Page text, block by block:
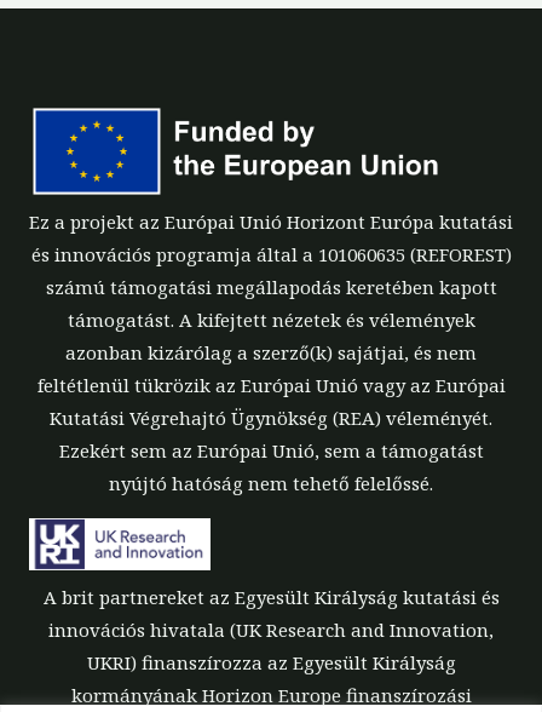
Ez a projekt az Európai Unió Horizont Európa kutatási
és innovációs programja által a 101060635 (REFOREST)
számú támogatási megállapodás keretében kapott
támogatást. A kifejtett nézetek és vélemények
azonban kizárólag a szerző(k) sajátjai, és nem
feltétlenül tükrözik az Európai Unió vagy az Európai
Kutatási Végrehajtó Ügynökség (REA) véleményét.
Ezekért sem az Európai Unió, sem a támogatást
nyújtó hatóság nem tehető felelőssé.
A brit partnereket az Egyesült Királyság kutatási és
innovációs hivatala (UK Research and Innovation,
UKRI) finanszírozza az Egyesült Királyság
kormányának Horizon Europe finanszírozási